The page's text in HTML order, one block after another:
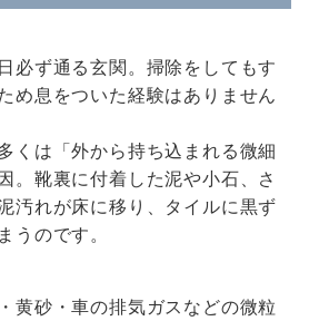
必ず通る玄関。掃除をしてもす
め息をついた経験はありません
くは「外から持ち込まれる微細
。靴裏に付着した泥や小石、さ
汚れが床に移り、タイルに黒ず
うのです。
黄砂・車の排気ガスなどの微粒